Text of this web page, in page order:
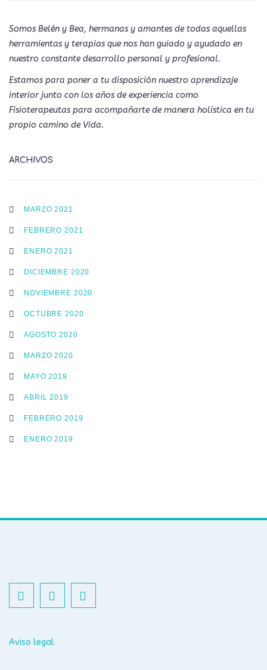
Somos Belén y Bea, hermanas y amantes de todas aquellas
herramientas y terapias que nos han guiado y ayudado en
nuestro constante desarrollo personal y profesional.
Estamos para poner a tu disposición nuestro aprendizaje
interior junto con los años de experiencia como
Fisioterapeutas para acompañarte de manera holística en tu
propio camino de Vida.
ARCHIVOS
MARZO 2021
FEBRERO 2021
ENERO 2021
DICIEMBRE 2020
NOVIEMBRE 2020
OCTUBRE 2020
AGOSTO 2020
MARZO 2020
MAYO 2019
ABRIL 2019
FEBRERO 2019
ENERO 2019
Aviso legal